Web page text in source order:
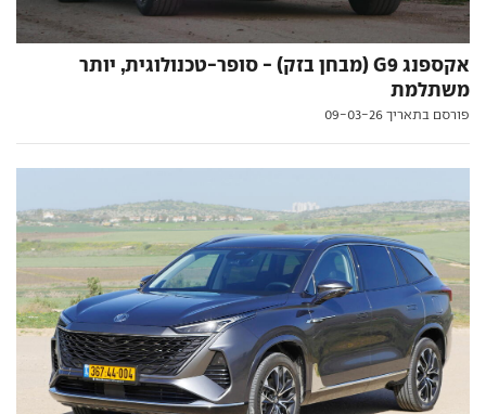
אקספנג G9 (מבחן בזק) - סופר-טכנולוגית, יותר
משתלמת
פורסם בתאריך 09-03-26